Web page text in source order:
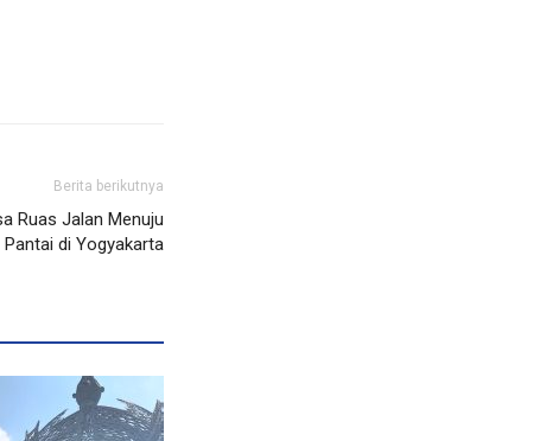
Berita berikutnya
Ruas Jalan Menuju
di Yogyakarta